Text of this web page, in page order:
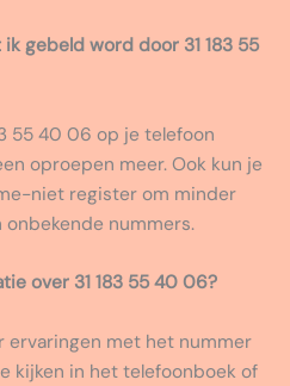
gebeld word door 31 183 55
55 40 06 op je telefoon
oproepen meer. Ook kun je
niet register om minder
nummers.
over 31 183 55 40 06?
ervaringen met het nummer
kijken in het telefoonboek of